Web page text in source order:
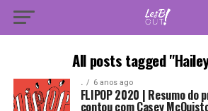
All posts tagged
. 6 anos ago
FLIPOP 2020 | Resumo do
contou com Casey